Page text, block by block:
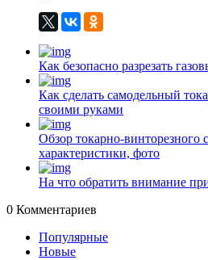
Как безопасно разрезать
Как сделать самодельный
своими руками
Обзор токарно-винторезного
характеристики, фото
На что обратить внимание
0 Комментариев
Популярные
Новые